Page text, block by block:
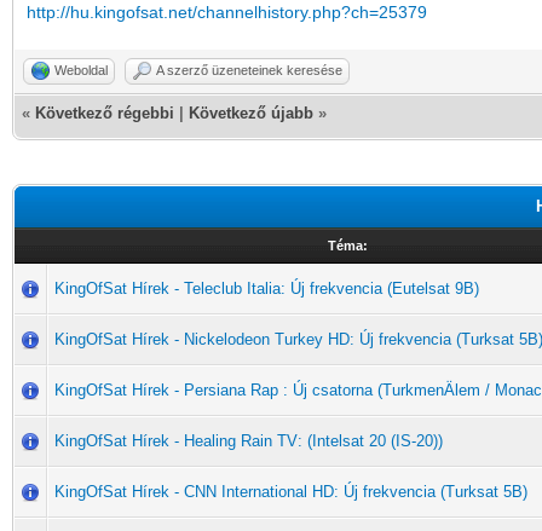
http://hu.kingofsat.net/channelhistory.php?ch=25379
Weboldal A szerző üzeneteinek keresése
« Következő régebbi Következő újabb »
Téma:
KingOfSat Hírek - Teleclub Italia: Új frekvencia (Eutelsat 9B)
KingOfSat Hírek - Nickelodeon Turkey HD: Új frekvencia (Turksat 5B)
KingOfSat Hírek - Persiana Rap : Új csatorna (TurkmenÄlem /
KingOfSat Hírek - Healing Rain TV: (Intelsat 20 (IS-20))
KingOfSat Hírek - CNN International HD: Új frekvencia (Turksat 5B)